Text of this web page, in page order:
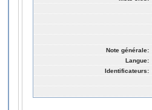
Note générale:
Langue:
Identificateurs: